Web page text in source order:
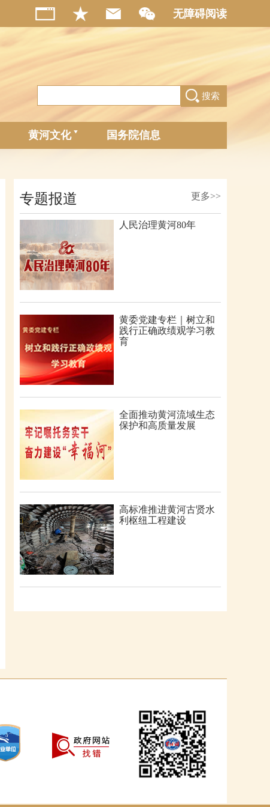
无障碍阅读
搜索
黄河文化 国务院信息
专题报道 更多>>
人民治理黄河80年
黄委党建专栏｜树立和
践行正确政绩观学习教
育
全面推动黄河流域生态
保护和高质量发展
高标准推进黄河古贤水
利枢纽工程建设